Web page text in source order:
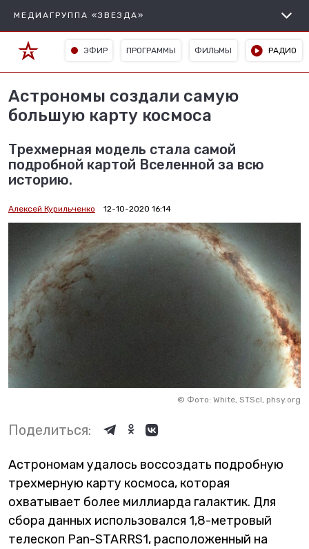
МЕДИАГРУППА «ЗВЕЗДА»
ЭФИР ПРОГРАММЫ ФИЛЬМЫ РАДИО
Астрономы создали самую
большую карту космоса
Трехмерная модель стала самой
подробной картой Вселенной за всю
историю.
Алексей Курильченко 12-10-2020 16:14
© Фото: White, STScI, phsy.org
Поделиться:
Астрономам удалось воссоздать подробную
трехмерную карту космоса, которая
охватывает более миллиарда галактик. Для
сбора данных использовался 1,8-метровый
телескоп Pan-STARRS1, расположенный на